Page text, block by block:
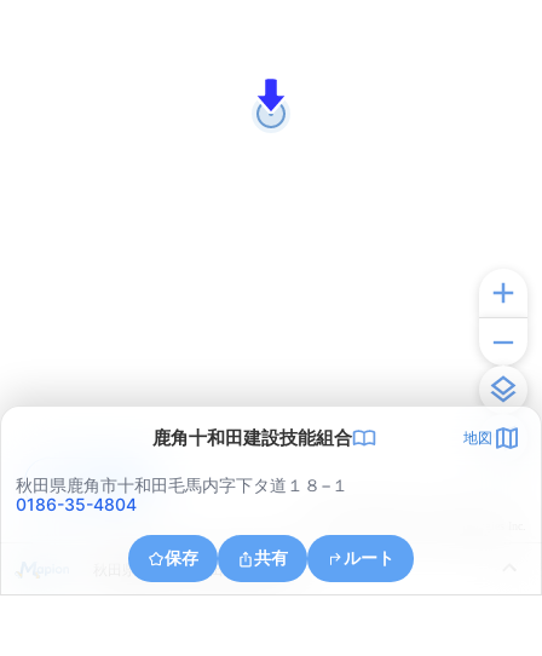
鹿角十和田建設技能組合 地図
秋田県鹿角市十和田毛馬内字下タ道１８−１
0186-35-4804
保存 共有 ルート
秋田県鹿角市十和田山根字前田
アプリで見る